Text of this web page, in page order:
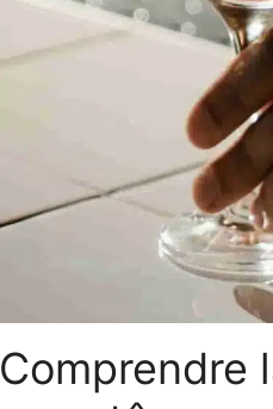
Comprendre